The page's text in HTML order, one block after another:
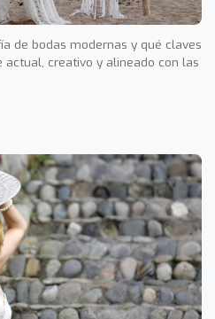
de bodas modernas y qué claves
creativo y alineado con las